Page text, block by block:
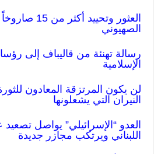
العثور
الصهيوني
رسالة تهنئة من قاليباف إلى
الإسلامية
لن يكون المرتزقة المعادون
النيران التي يشعلونها
العدو “الإسرائيلي” يواصل
اللبناني ويرتكب مجازر جديدة